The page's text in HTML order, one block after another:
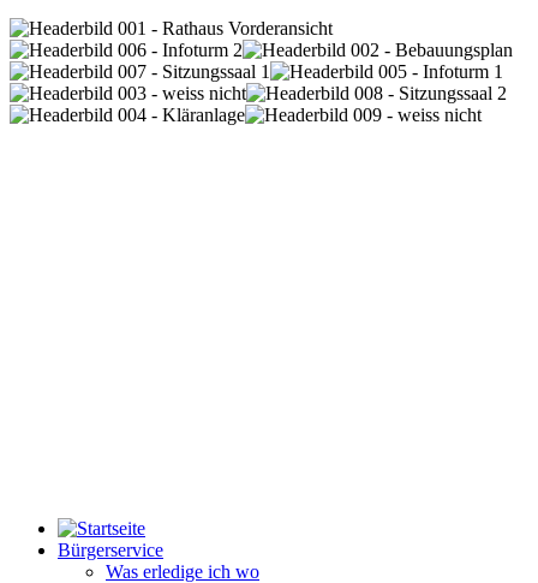
Bürgerservice
Was erledige ich wo